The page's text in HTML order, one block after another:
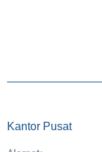
Kantor Pusat